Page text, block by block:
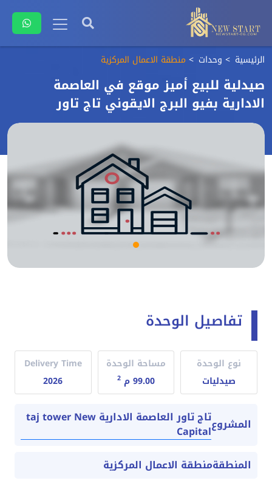
الرئيسية وحدات منطقة الاعمال المركزية
صيدلية للبيع أميز موقع في العاصمة
الادارية بفيو البرج الايقوني تاج تاور
تفاصيل الوحدة
نوع الوحدة
صيدليات
مساحة الوحدة
99.00 م
2
Delivery Time
2026
المشروع تاج تاور العاصمة الادارية taj tower New
Capital
المنطقةمنطقة الاعمال المركزية